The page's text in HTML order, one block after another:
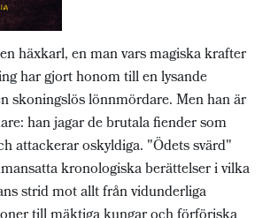
häxkarl, en man vars magiska krafter
har gjort honom till en lysande
skoningslös lönnmördare. Men han är
han jagar de brutala fiender som
attackerar oskyldiga. "Ödets svärd"
kronologiska berättelser i vilka
strid mot allt från vidunderliga